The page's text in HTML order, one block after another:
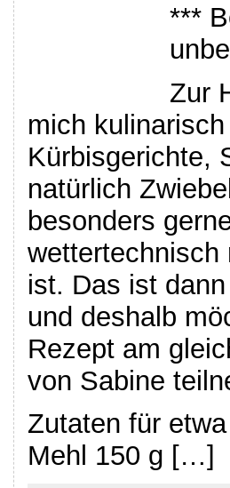
***
Zur
mich
Kürbisgerichte,
natürlich
besonders
wettertechnisch
ist. Das ist
und deshalb
Rezept am
von Sabine
Zutaten für
Mehl 150 g […]